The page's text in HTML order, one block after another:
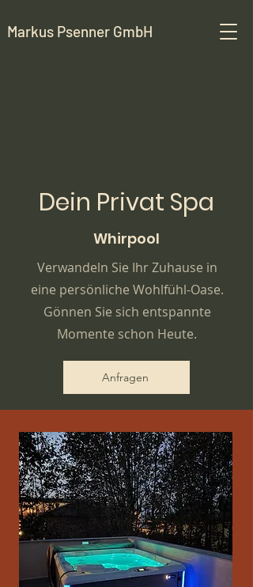
Markus Psenner GmbH
Dein Privat Spa
Whirpool
Verwandeln Sie Ihr Zuhause in
eine persönliche Wohlfühl-Oase.
Gönnen Sie sich entspannte
Momente schon Heute.
Anfragen